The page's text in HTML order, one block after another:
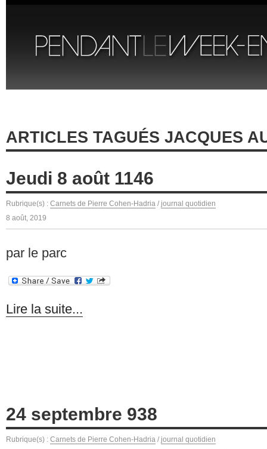
ARTICLES TAGUÉS JACQUES
Jeudi 8 août 1146
Rubrique(s) : Carnets de Pierre Cohen-Hadria / journal quotidien
8 août, 2019
par le parc
Lire la suite...
24 septembre 938
Rubrique(s) : Carnets de Pierre Cohen-Hadria / journal quotidien